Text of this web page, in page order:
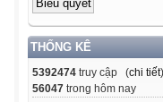
THỐNG KÊ
5392474 truy cập (chi tiết)
56047 trong hôm nay